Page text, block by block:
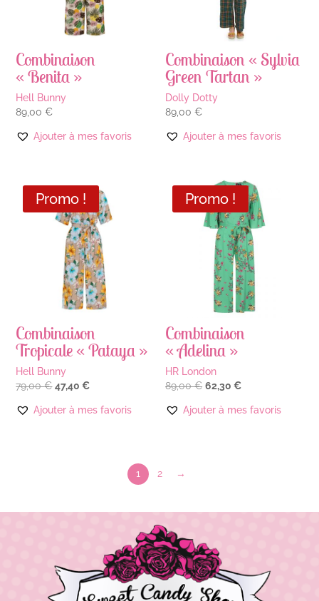
Combinaison
« Benita »
Hell Bunny
89,00€
Ajouter à mes favoris
Combinaison « Sylvia
Green Tartan »
Dolly Dotty
89,00€
Ajouter à mes favoris
Promo !
Combinaison
Tropicale « Pataya »
Hell Bunny
79,00€ Le
initial
était :
47,40€Le
actuel
est :
Ajouter à mes favoris
Promo !
Combinaison
« Adelina »
HR London
89,00€ Le
initial
était :
62,30€Le
actuel
est :
Ajouter à mes favoris
1 2 →